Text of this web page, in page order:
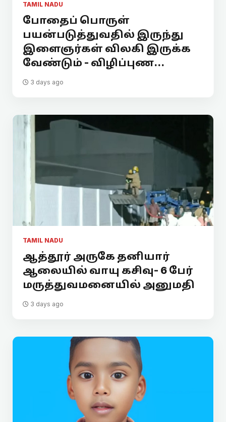
TAMIL NADU
போதைப் பொருள்
பயன்படுத்துவதில் இருந்து
இளைஞர்கள் விலகி இருக்க
வேண்டும் - விழிப்புண...
3 days ago
TAMIL NADU
ஆத்தூர் அருகே தனியார்
ஆலையில் வாயு கசிவு- 6 பேர்
மருத்துவமனையில் அனுமதி
3 days ago